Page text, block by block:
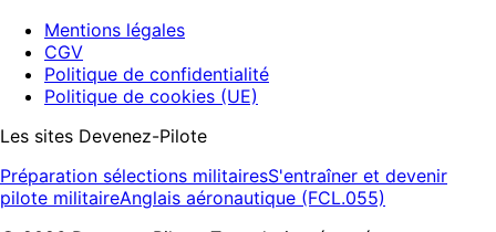
Mentions légales
CGV
Politique de confidentialité
Politique de cookies (UE)
Les sites Devenez-Pilote
Préparation sélections militairesS'entraîner et devenir
pilote militaireAnglais aéronautique (FCL.055)